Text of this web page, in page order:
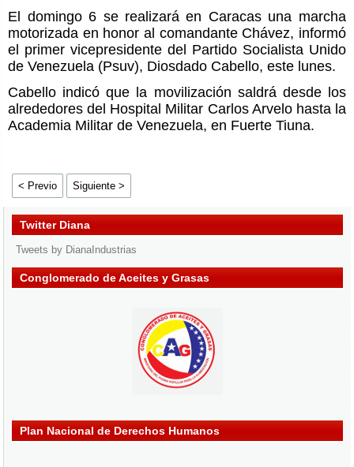
El domingo 6 se realizará en Caracas una marcha
motorizada en honor al comandante Chávez, informó
el primer vicepresidente del Partido Socialista Unido
de Venezuela (Psuv), Diosdado Cabello, este lunes.
Cabello indicó que la movilización saldrá desde los
alrededores del Hospital Militar Carlos Arvelo hasta la
Academia Militar de Venezuela, en Fuerte Tiuna.
< Previo Siguiente >
Twitter Diana
Tweets by DianaIndustrias
Conglomerado de Aceites y Grasas
Plan Nacional de Derechos Humanos